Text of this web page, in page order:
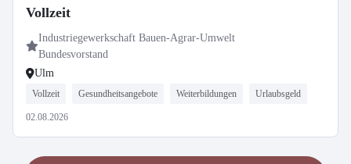
Vollzeit
Industriegewerkschaft Bauen-Agrar-Umwelt
Bundesvorstand
Ulm
Vollzeit Gesundheitsangebote Weiterbildungen Urlaubsgeld
02.08.2026